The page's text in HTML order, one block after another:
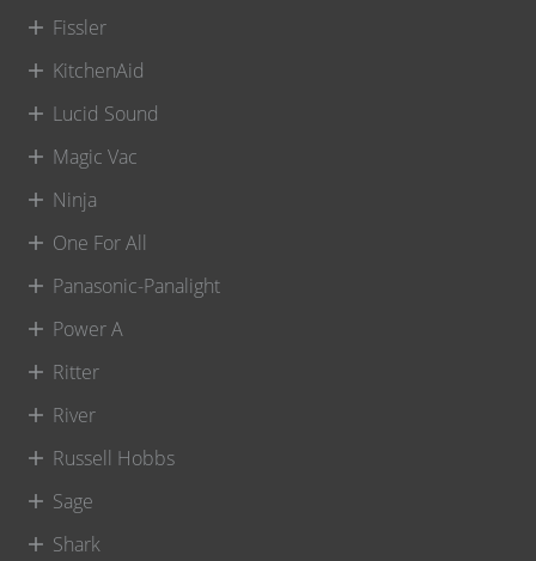
Fissler
KitchenAid
Lucid Sound
Magic Vac
Ninja
One For All
Panasonic-Panalight
Power A
Ritter
River
Russell Hobbs
Sage
Shark